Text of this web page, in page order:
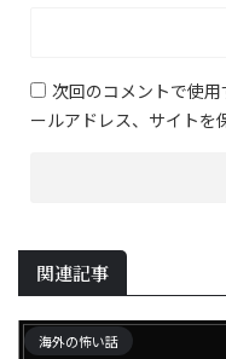
次回のコメントで使
ールアドレス、サイトを
関連記事
海外の怖い話